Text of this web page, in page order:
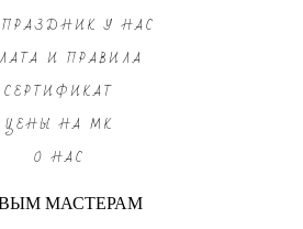
У НАС
И ПРАВИЛА
СЕРТИФИКАТ
ЦЕНЫ НА МК
О НАС
МАСТЕРАМ